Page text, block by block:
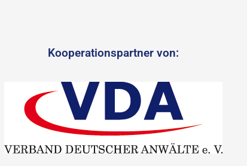
Kooperationspartner von: